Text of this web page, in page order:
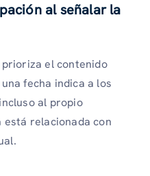
al señalar la
el contenido
fecha indica a los
al propio
relacionada con